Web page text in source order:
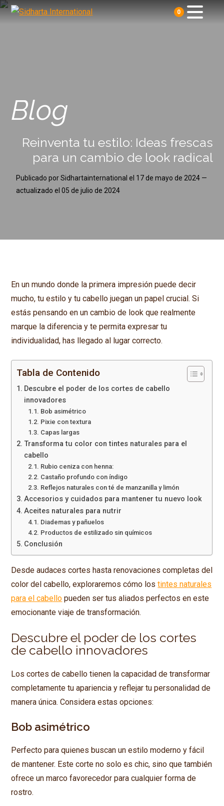
0
Blog
Reinventa tu estilo: Ideas frescas
para un cambio de look radical
Publicado porSidhartainternational el 17 de mayo de 2024 —
actualizado el05 de julio de 2024
En un mundo donde la primera impresión puede decir
mucho, tu estilo y tu cabello juegan un papel crucial. Si
estás pensando en un cambio de look que realmente
marque la diferencia y te permita expresar tu
individualidad, has llegado al lugar correcto.
Tabla de Contenido
Descubre el poder de los cortes de cabello
innovadores
Bob asimétrico
Pixie con textura
Capas largas
Transforma tu color con tintes naturales para el
cabello
Rubio ceniza con henna:
Castaño profundo con índigo
Reflejos naturales con té de manzanilla y limón
Accesorios y cuidados para mantener tu nuevo look
Aceites naturales para nutrir
Diademas y pañuelos
Productos de estilizado sin químicos
Conclusión
Desde audaces cortes hasta renovaciones completas del
color del cabello, exploraremos cómo lostintes naturales
para el cabello pueden ser tus aliados perfectos en este
emocionante viaje de transformación.
Descubre el poder de los cortes
de cabello innovadores
Los cortes de cabello tienen la capacidad de transformar
completamente tu apariencia y reflejar tu personalidad de
manera única. Considera estas opciones:
Bob asimétrico
Perfecto para quienes buscan un estilo moderno y fácil
de mantener. Este corte no solo es chic, sino que también
ofrece un marco favorecedor para cualquier forma de
rostro.